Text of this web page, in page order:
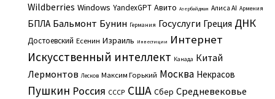
Wildberries Windows YandexGPT Авито Азербайджан Алиса AI Армения
БПЛА Бальмонт Бунин Германия Госуслуги Греция ДНК
Достоевский Есенин Израиль Инвестиции Интернет
Искусственный интеллект Канада Китай
Лермонтов Лесков Максим Горький Москва Некрасов
Пушкин Россия СССР США Сбер Средневековье